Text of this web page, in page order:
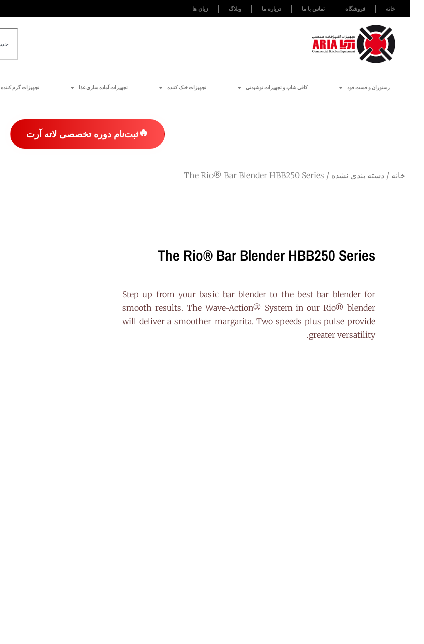
خانه فروشگاه تماس با ما درباره ما وبلاگ زبان ها
رستوران و فست فود کافی شاپ و تجهیزات نوشیدنی تجهیزات خنک کننده تجهیزات آماده سازی غذا تجهیزات گرم کننده
🔥ثبت‌نام دوره تخصصی لاته آرت
خانه / دسته بندی نشده / The Rio® Bar Blender HBB250 Series
The Rio® Bar Blender HBB250 Series
Step up from your basic bar blender to the best bar blender for
smooth results. The Wave~Action® System in our Rio® blender
will deliver a smoother margarita. Two speeds plus pulse provide
greater versatility.